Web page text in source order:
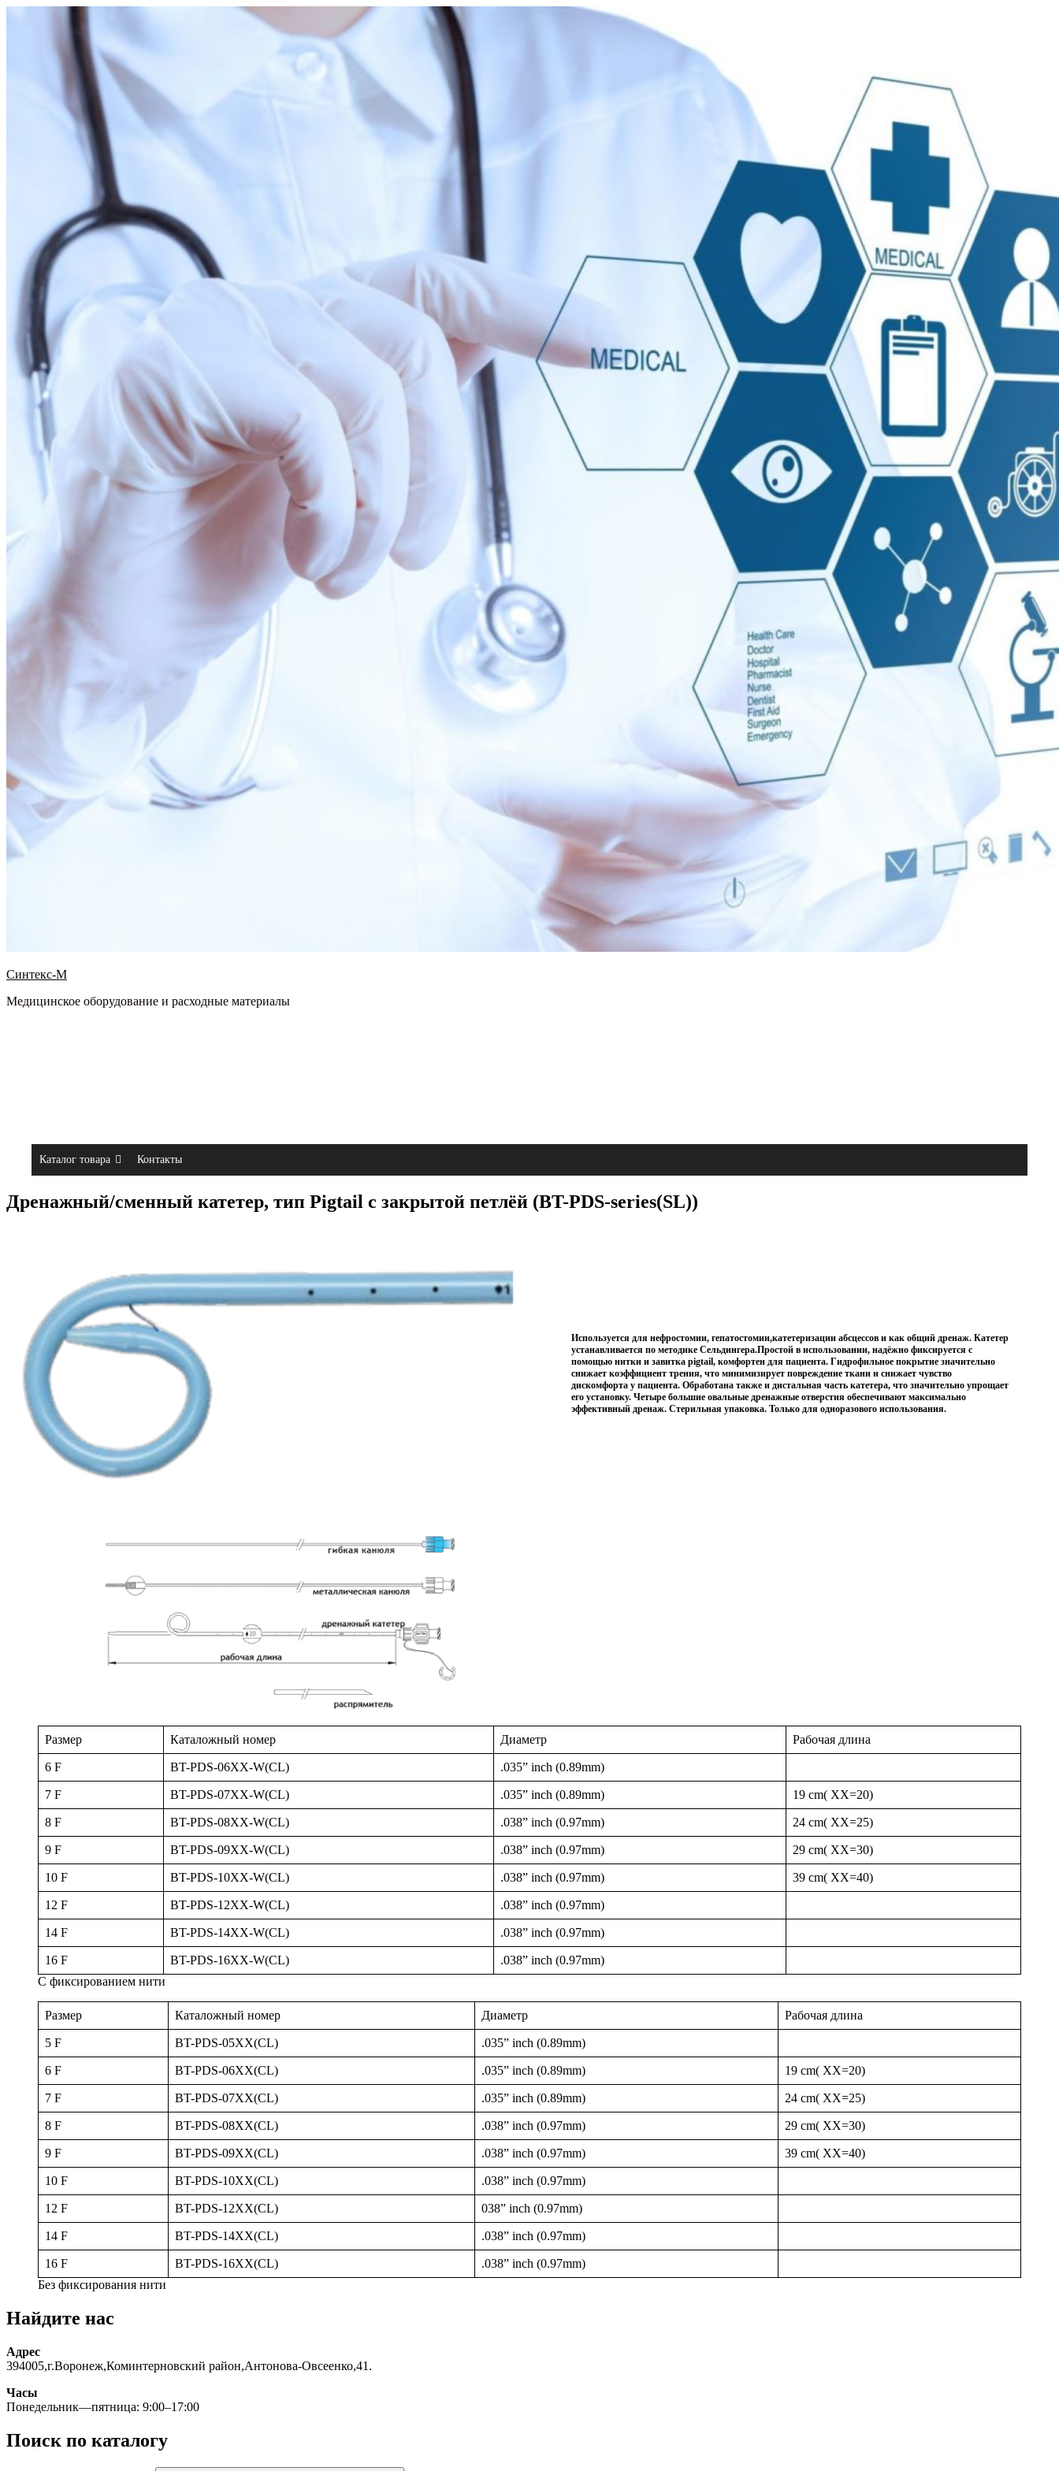
Синтекс-М
Медицинское оборудование и расходные материалы
Каталог товара Контакты
Дренажный/сменный катетер, тип Pigtail c закрытой петлёй (BT-PDS-series(SL))
Используется для нефростомии, гепатостомии,катетеризации абсцессов и как общий дренаж. Катетер
устанавливается по методике Сельдингера.Простой в использовании, надёжно фиксируется с
помощью нитки и завитка pigtail, комфортен для пациента. Гидрофильное покрытие значительно
снижает коэффициент трения, что минимизирует повреждение ткани и снижает чувство
дискомфорта у пациента. Обработана также и дистальная часть катетера, что значительно упрощает
его установку. Четыре большие овальные дренажные отверстия обеспечивают максимально
эффективный дренаж. Стерильная упаковка. Только для одноразового использования.
Размер Каталожный номер Диаметр Рабочая длина
6 F BT-PDS-06XX-W(CL) .035” inch (0.89mm)
7 F BT-PDS-07XX-W(CL) .035” inch (0.89mm) 19 cm( XX=20)
8 F BT-PDS-08XX-W(CL) .038” inch (0.97mm) 24 cm( XX=25)
9 F BT-PDS-09XX-W(CL) .038” inch (0.97mm) 29 cm( XX=30)
10 F BT-PDS-10XX-W(CL) .038” inch (0.97mm) 39 cm( XX=40)
12 F BT-PDS-12XX-W(CL) .038” inch (0.97mm)
14 F BT-PDS-14XX-W(CL) .038” inch (0.97mm)
16 F BT-PDS-16XX-W(CL)
.038” inch (0.97mm)
С фиксированием нити
Размер Каталожный номер Диаметр Рабочая длина
5 F BT-PDS-05XX(CL) .035” inch (0.89mm)
6 F BT-PDS-06XX(CL) .035” inch (0.89mm) 19 cm( XX=20)
7 F BT-PDS-07XX(CL) .035” inch (0.89mm) 24 cm( XX=25)
8 F BT-PDS-08XX(CL) .038” inch (0.97mm) 29 cm( XX=30)
9 F BT-PDS-09XX(CL) .038” inch (0.97mm) 39 cm( XX=40)
10 F BT-PDS-10XX(CL) .038” inch (0.97mm)
12 F BT-PDS-12XX(CL) 038” inch (0.97mm)
14 F BT-PDS-14XX(CL) .038” inch (0.97mm)
16 F BT-PDS-16XX(CL)
.038” inch (0.97mm)
Без фиксирования нити
Найдите нас
Адрес
394005,г.Воронеж,Коминтерновский район,Антонова-Овсеенко,41.
Часы
Понедельник—пятница: 9:00–17:00
Поиск по каталогу